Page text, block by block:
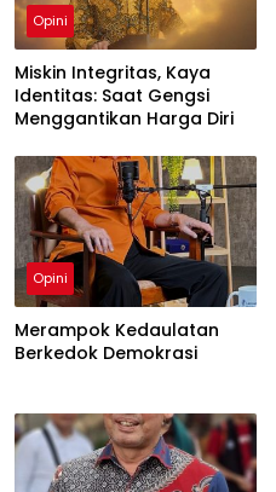
Opini
Miskin Integritas, Kaya
Identitas: Saat Gengsi
Menggantikan Harga Diri
Opini
Merampok Kedaulatan
Berkedok Demokrasi